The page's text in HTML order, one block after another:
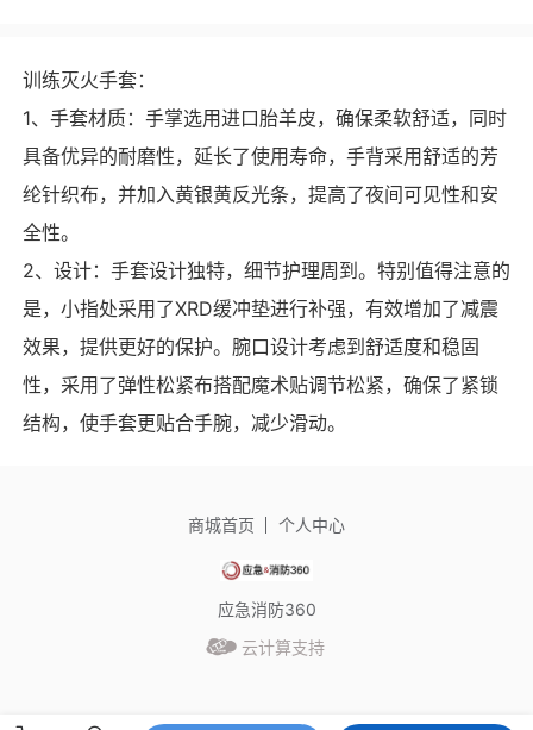
训练灭火手套：
1、手套材质：手掌选用进口胎羊皮，确保柔软舒适，同时
具备优异的耐磨性，延长了使用寿命，手背采用舒适的芳
纶针织布，并加入黄银黄反光条，提高了夜间可见性和安
全性。
2、设计：手套设计独特，细节护理周到。特别值得注意的
是，小指处采用了XRD缓冲垫进行补强，有效增加了减震
效果，提供更好的保护。腕口设计考虑到舒适度和稳固
性，采用了弹性松紧布搭配魔术贴调节松紧，确保了紧锁
结构，使手套更贴合手腕，减少滑动。
商城首页 个人中心
应急消防360
云计算支持